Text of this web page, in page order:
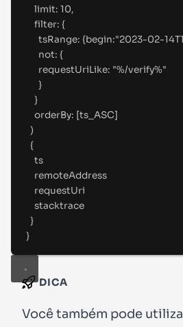
limit: 10,
filter: {
tsRange: {begin:"2023-02-
not: {
requestUriLike: "%/verify%"
}
}
orderBy: [ts_ASC]
)
{
ts
remoteAddress
requestUri
stacktrace
}
}
DICA
Você também pode